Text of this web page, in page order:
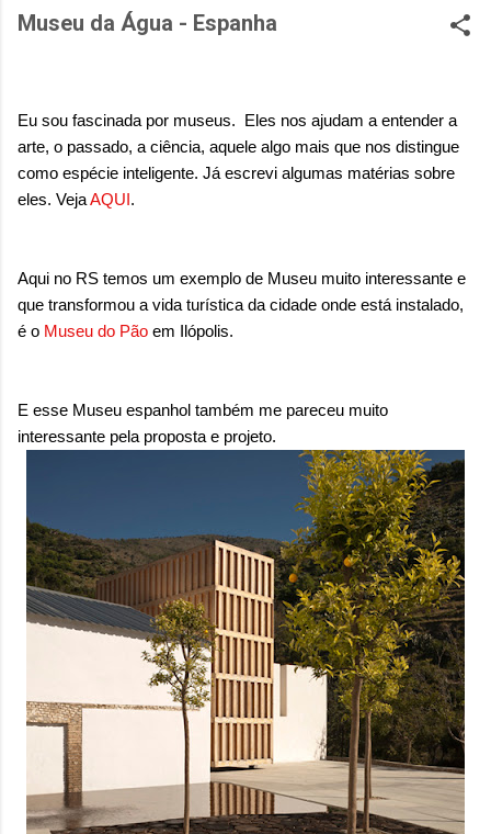
aquilo que aparece nas fotografias dos
projetos. Quando falamos de envelhecimento,
rapidamente. Aquela pirâmide etária que
aprendemos a desenhar nos livros de geografia
já não representa o país que temos. E ainda
estamos tentando entender o que isso significa
há uma pergunta simples por trás de tudo isso:
onde queremos envelhecer? A resposta da
maioria das p...
Museu da Água - Espanha
Eu sou fascinada por museus. Eles nos ajudam a entender a
arte, o passado, a ciência, aquele algo mais que nos distingue
como espécie inteligente. Já escrevi algumas matérias sobre
eles. VejaAQUI.
Aqui no RS temos um exemplo de Museu muito interessante e
que transformou a vida turística da cidade onde está instalado,
é o Museu do Pão em Ilópolis.
E esse Museu espanhol também me pareceu muito
interessante pela proposta e projeto.